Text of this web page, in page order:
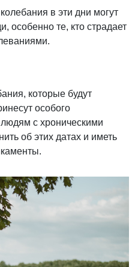
в эти дни могут
особенно те, кто страдает
которые будут
особого
с хроническими
об этих датах и иметь